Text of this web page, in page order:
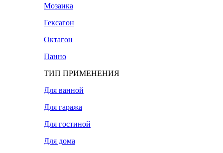
Мозаика
Гексагон
Октагон
Панно
ТИП ПРИМЕНЕНИЯ
Для ванной
Для гаража
Для гостиной
Для дома